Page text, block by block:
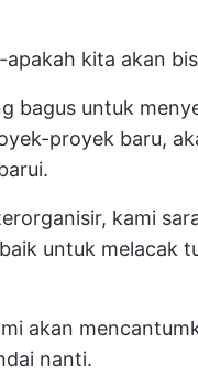
kita akan
bagus untuk
proyek baru,
kami
untuk melacak
akan
nanti.